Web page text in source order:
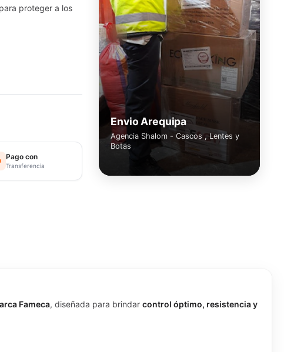
proteger a los
Pago con
Transferencia
Envio Arequipa
Agencia Shalom - Cascos , Lentes y
Botas
Fameca, diseñada para brindar control óptimo, resistencia y